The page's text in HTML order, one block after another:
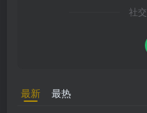
社
最新 最热